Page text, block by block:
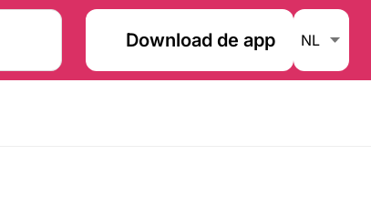
Download de app